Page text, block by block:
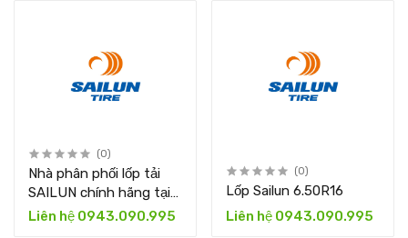
(0)
Nhà phân phối lốp tải
SAILUN chính hãng tại
Việt Nam – THIBICAR
Liên hệ 0943.090.995
(0)
Lốp Sailun 6.50R16
Liên hệ 0943.090.995